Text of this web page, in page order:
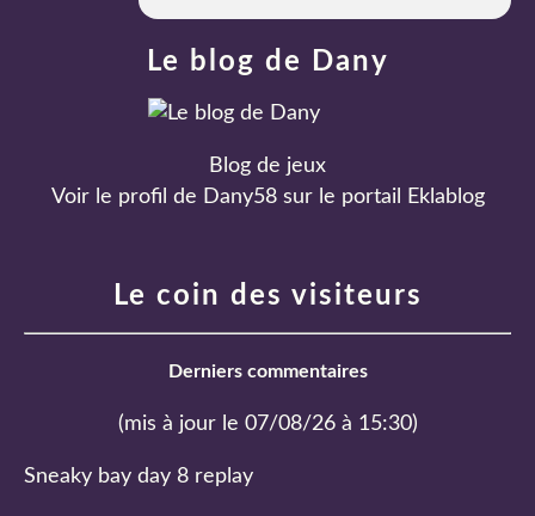
Le blog de Dany
Blog de jeux
Voir le profil de Dany58sur le portail Eklablog
Le coin des visiteurs
Derniers commentaires
(mis à jour le 07/08/26 à 15:30)
Sneaky bay day 8 replay